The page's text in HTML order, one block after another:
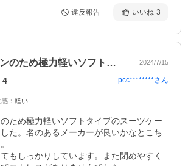
違反報告 いいね 3
国内旅行メインのため極力軽いソフトタイ… 2024/7/15
4 pcc********さん
感 ： 軽い
ため極力軽いソフトタイプのスーツケー
た。名のあるメーカーが良いかなとこち
もしっかりしています。また閉めやすく